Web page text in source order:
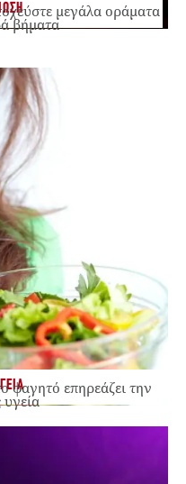
μεγάλα οράματα
βήματα
φαγητό επηρεάζει την